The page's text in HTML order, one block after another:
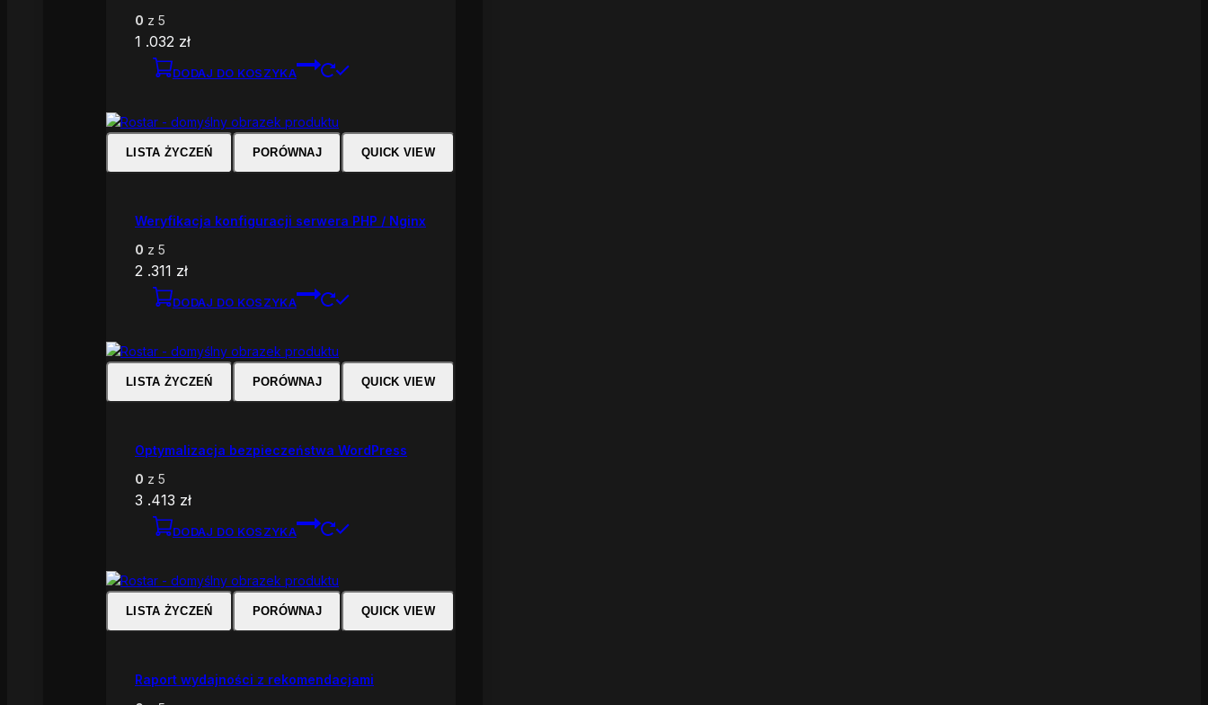
0 z 5
1 .032 zł
DODAJ DO KOSZYKA
LISTA ŻYCZEŃ PORÓWNAJ QUICK VIEW
Weryfikacja konfiguracji serwera PHP / Nginx
0 z 5
2 .311 zł
DODAJ DO KOSZYKA
LISTA ŻYCZEŃ PORÓWNAJ QUICK VIEW
Optymalizacja bezpieczeństwa WordPress
0 z 5
3 .413 zł
DODAJ DO KOSZYKA
LISTA ŻYCZEŃ PORÓWNAJ QUICK VIEW
Raport wydajności z rekomendacjami